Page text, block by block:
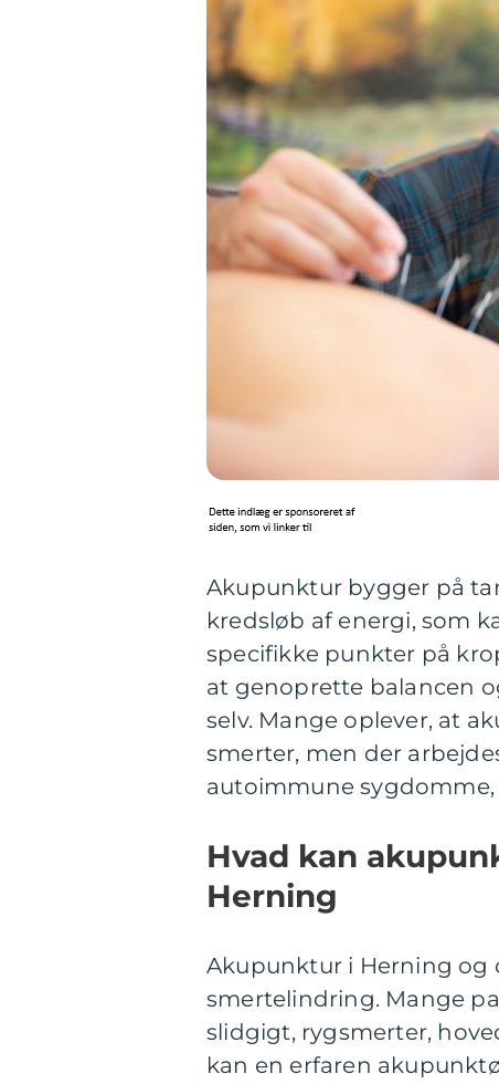
Akupunktur bygger på
kredsløb af energi, som
specifikke punkter på
at genoprette balancen
selv. Mange oplever, at
smerter, men der
autoimmune
Hvad kan
Herning
Akupunktur i Herning
smertelindring. Mange
slidgigt, rygsmerter,
kan en erfaren